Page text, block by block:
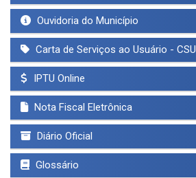
Ouvidoria do Município
Carta de Serviços ao Usuário - CSU
IPTU Online
Nota Fiscal Eletrônica
Diário Oficial
Glossário